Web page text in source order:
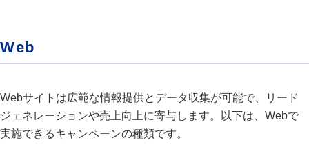
Web
Webサイトは広範な情報提供とデータ収集が可能で、リード
ジェネレーションや売上向上に寄与します。以下は、Webで
実施できるキャンペーンの種類です。